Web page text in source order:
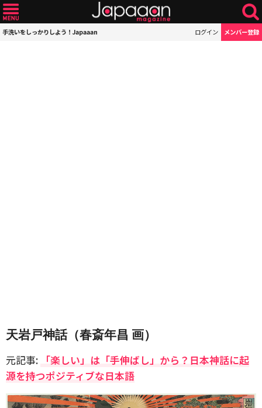
手洗いをしっかりしよう！Japaaan ログイン メンバー登録
天岩戸神話（春斎年昌 画）
元記事: 「楽しい」は「手伸ばし」から？日本神話に起
源を持つポジティブな日本語